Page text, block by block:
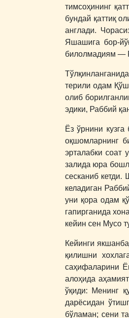
тимсоҳининг
бундай қаттиқ
англади.
Яшашига бор-
билолмадиям ―
терили одам
олиб
эдики, Раббий
Ёз ўрнини
оқшомларнинг
эрталабки соат
залида юра
сесканиб кетди.
келадиган
уни қора одам
гапирганида
кейин сен Мусо
Кейинги
қилишни
саҳифаларини
алоҳида
ўқиди: Менинг
дарёсидан
бўламан; сени